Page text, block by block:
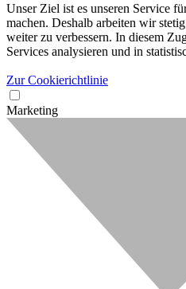
Unser Ziel ist es unseren Service
machen. Deshalb arbeiten wir
weiter zu verbessern. In diesem
Services analysieren und in
Zur Cookierichtlinie
Marketing